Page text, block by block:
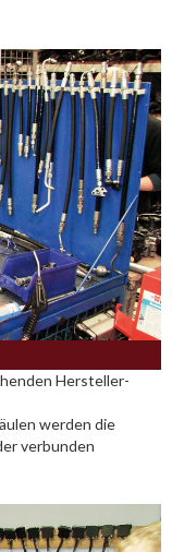
Hersteller-
werden die
verbunden